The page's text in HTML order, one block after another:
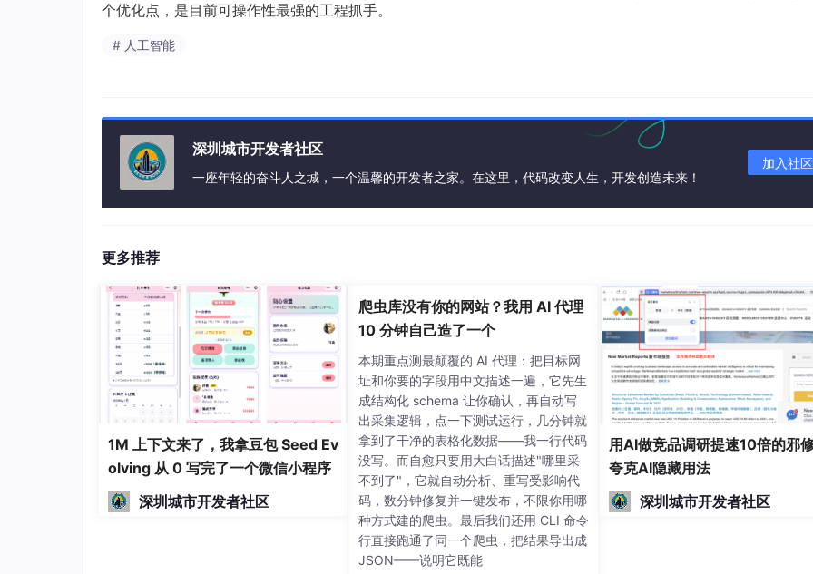
个优化点，是目前可操作性最强的工程抓手。
# 人工智能
深圳城市开发者社区
一座年轻的奋斗人之城，一个温馨的开发者之家。在这里，代码改变人生，开发创造未来！
加入社区
更多推荐
1M 上下文来了，我拿豆包 Seed Ev
olving 从 0 写完了一个微信小程序
深圳城市开发者社区
爬虫库没有你的网站？我用 AI 代理
10 分钟自己造了一个
本期重点测最颠覆的 AI 代理：把目标网
址和你要的字段用中文描述一遍，它先生
成结构化 schema 让你确认，再自动写
出采集逻辑，点一下测试运行，几分钟就
拿到了干净的表格化数据——我一行代码
没写。而自愈只要用大白话描述"哪里采
不到了"，它就自动分析、重写受影响代
码，数分钟修复并一键发布，不限你用哪
种方式建的爬虫。最后我们还用 CLI 命令
行直接跑通了同一个爬虫，把结果导出成
JSON——说明它既能
用AI做竞品调研提速10倍的邪
夸克AI隐藏用法
深圳城市开发者社区